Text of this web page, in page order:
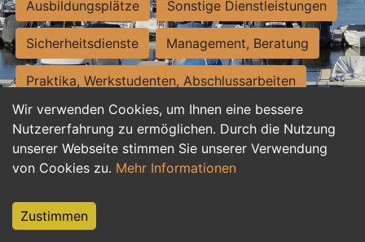
Wir verwenden Cookies, um Ihnen eine bessere
Nutzererfahrung zu ermöglichen. Durch die Nutzung
unserer Webseite stimmen Sie unserer Verwendung
von Cookies zu. Mehr Informationen
Zustimmen
Ausbildungsplätze Sonstige Dienstleistungen
Sicherheitsdienste Management, Beratung
Praktika, Werkstudenten, Abschlussarbeiten
Personalwesen Assistenz, Sekretariat
Hilfskräfte, Aushilfs- und Nebenjobs
Weiterbildung, Studium, duale Ausbildung